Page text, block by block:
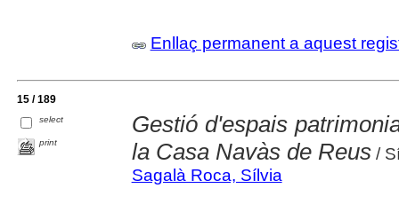
Enllaç permanent a aquest
15 / 189
select
print
Gestió d'espais
la Casa Navàs de Reus/
Sagalà Roca, Sílvia